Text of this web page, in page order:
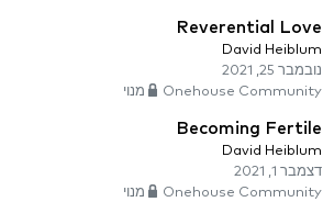
Reverential Love
David Heiblum
נובמבר 25, 2021
Onehouse Community מנוי
Becoming Fertile
David Heiblum
דצמבר 1, 2021
Onehouse Community מנוי